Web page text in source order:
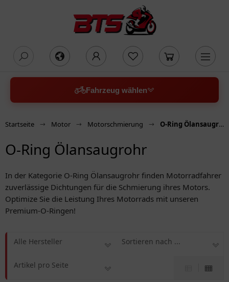
Fahrzeug wählen
Startseite Motor Motorschmierung O-Ring Ölansaugrohr
O-Ring Ölansaugrohr
In der Kategorie O-Ring Ölansaugrohr finden Motorradfahrer
zuverlässige Dichtungen für die Schmierung ihres Motors.
Optimize Sie die Leistung Ihres Motorrads mit unseren
Premium-O-Ringen!
Alle Hersteller Sortieren nach ...
Artikel pro Seite